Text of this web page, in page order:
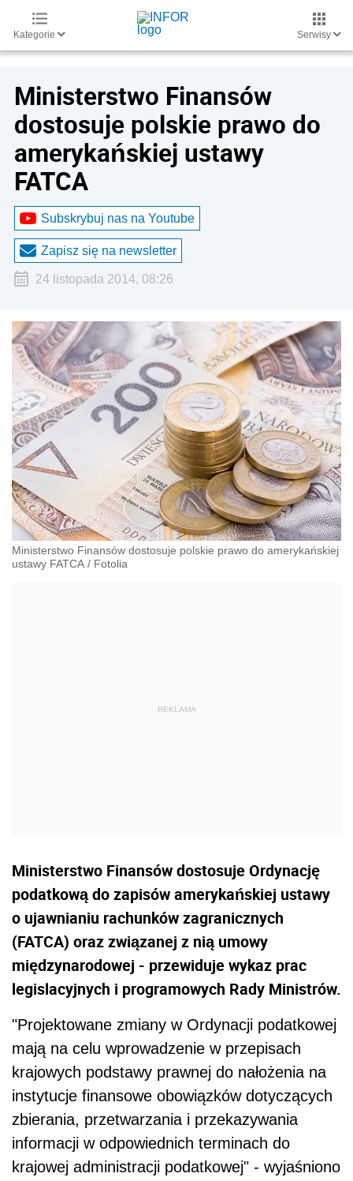
Kategorie Serwisy
Ministerstwo Finansów
dostosuje polskie prawo do
amerykańskiej ustawy
FATCA
Subskrybuj nas na Youtube
Zapisz się na newsletter
24 listopada 2014, 08:26
Ministerstwo Finansów dostosuje polskie prawo do amerykańskiej
ustawy FATCA / Fotolia
Ministerstwo Finansów dostosuje Ordynację
podatkową do zapisów amerykańskiej ustawy
o ujawnianiu rachunków zagranicznych
(FATCA) oraz związanej z nią umowy
międzynarodowej - przewiduje wykaz prac
legislacyjnych i programowych Rady Ministrów.
"Projektowane zmiany w Ordynacji podatkowej
mają na celu wprowadzenie w przepisach
krajowych podstawy prawnej do nałożenia na
instytucje finansowe obowiązków dotyczących
zbierania, przetwarzania i przekazywania
informacji w odpowiednich terminach do
krajowej administracji podatkowej" - wyjaśniono